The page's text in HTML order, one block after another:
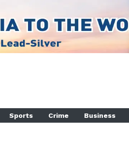
Sports Crime Business